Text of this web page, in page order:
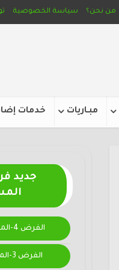
من نحن؟ سياسة الخصوصية
مبـاريات خدمات
جديد
الفرض 4-المرحلة الرابعة
الفرض 3-المرحلة الثالثة